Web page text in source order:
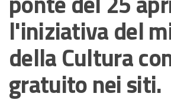
l'iniziativa del
della Cultura
gratuito nei siti.